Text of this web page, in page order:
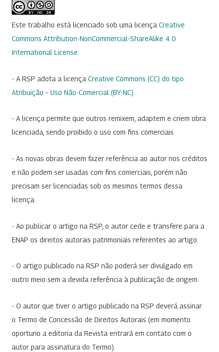
Este trabalho está licenciado sob uma licença Creative
Commons Attribution-NonCommercial-ShareAlike 4.0
International License
- A RSP adota a licença Creative Commons (CC) do tipo
Atribuição – Uso Não-Comercial (BY-NC)
- A licença permite que outros remixem, adaptem e criem obra
licenciada, sendo proibido o uso com fins comerciais.
- As novas obras devem fazer referência ao autor nos créditos
e não podem ser usadas com fins comerciais, porém não
precisam ser licenciadas sob os mesmos termos dessa
licença.
- Ao publicar o artigo na RSP, o autor cede e transfere para a
ENAP os direitos autorais patrimoniais referentes ao artigo.
- O artigo publicado na RSP não poderá ser divulgado em
outro meio sem a devida referência à publicação de origem.
- O autor que tiver o artigo publicado na RSP deverá assinar
o Termo de Concessão de Direitos Autorais (em momento
oportuno a editoria da Revista entrará em contato com o
autor para assinatura do Termo).